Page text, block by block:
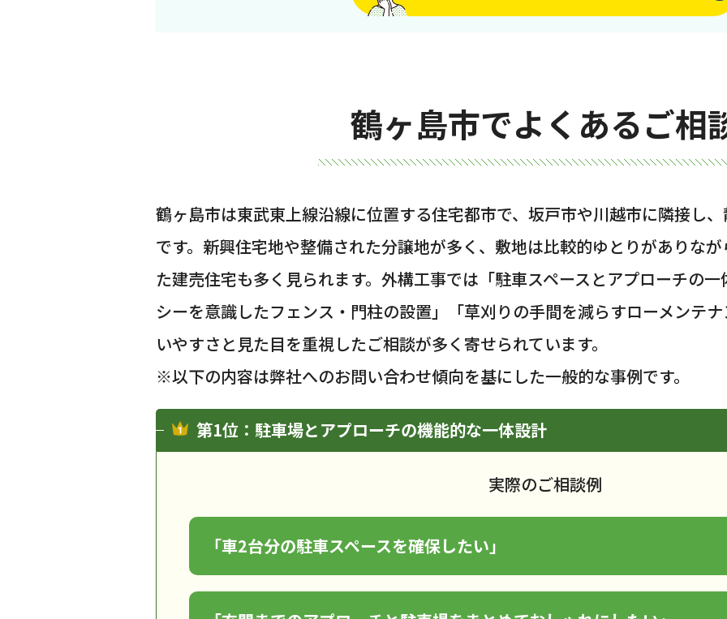
鶴ヶ島市でよくあるご相
鶴ヶ島市は東武東上線沿線に位置する住宅都市で、坂戸市や川越市に隣接し
です。新興住宅地や整備された分譲地が多く、敷地は比較的ゆとりがありな
た建売住宅も多く見られます。外構工事では「駐車スペースとアプローチの
シーを意識したフェンス・門柱の設置」「草刈りの手間を減らすローメンテ
いやすさと見た目を重視したご相談が多く寄せられています。
※以下の内容は弊社へのお問い合わせ傾向を基にした一般的な事例です。
第1位：駐車場とアプローチの機能的な一体設計
実際のご相談例
「車2台分の駐車スペースを確保したい」